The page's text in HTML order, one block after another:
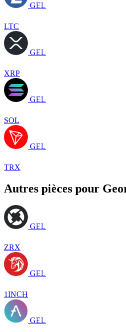
GEL
LTC
GEL
XRP
GEL
SOL
GEL
TRX
Autres pièces pour
GEL
ZRX
GEL
1INCH
GEL